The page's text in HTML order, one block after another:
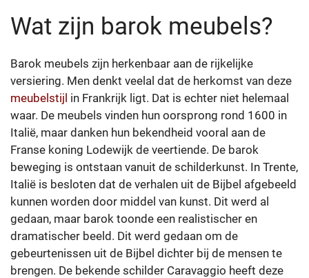
Wat zijn barok meubels?
Barok meubels zijn herkenbaar aan de rijkelijke
versiering. Men denkt veelal dat de herkomst van deze
meubelstijl in Frankrijk ligt. Dat is echter niet helemaal
waar. De meubels vinden hun oorsprong rond 1600 in
Italië, maar danken hun bekendheid vooral aan de
Franse koning Lodewijk de veertiende. De barok
beweging is ontstaan vanuit de schilderkunst. In Trente,
Italië is besloten dat de verhalen uit de Bijbel afgebeeld
kunnen worden door middel van kunst. Dit werd al
gedaan, maar barok toonde een realistischer en
dramatischer beeld. Dit werd gedaan om de
gebeurtenissen uit de Bijbel dichter bij de mensen te
brengen. De bekende schilder Caravaggio heeft deze